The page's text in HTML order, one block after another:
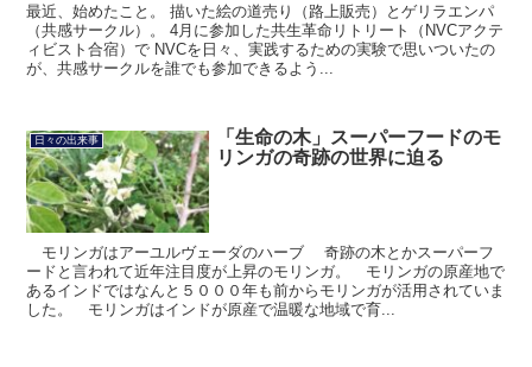
最近、始めたこと。 描いた絵の道売り（路上販売）とゲリラエンパ
（共感サークル）。 4月に参加した共生革命リトリート（NVCアクテ
ィビスト合宿）で NVCを日々、実践するための実験で思いついたの
が、共感サークルを誰でも参加できるよう...
日々の出来事
「生命の木」スーパーフードのモ
リンガの奇跡の世界に迫る
モリンガはアーユルヴェーダのハーブ 奇跡の木とかスーパーフ
ードと言われて近年注目度が上昇のモリンガ。 モリンガの原産地で
あるインドではなんと５０００年も前からモリンガが活用されていま
した。 モリンガはインドが原産で温暖な地域で育...